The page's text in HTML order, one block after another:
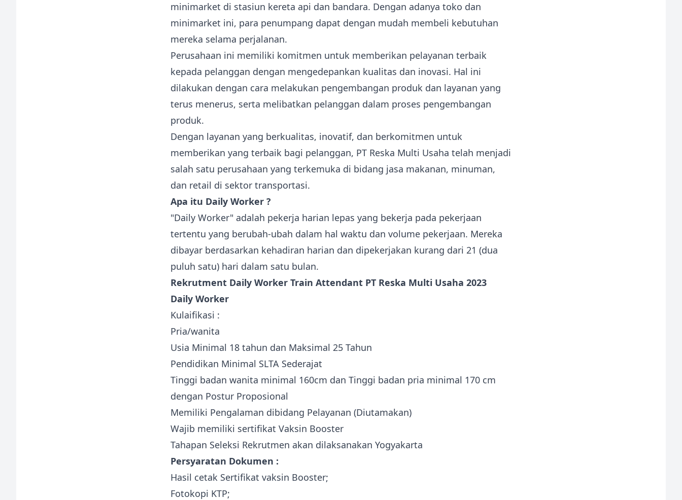
minimarket di stasiun kereta api dan bandara. Dengan adanya toko dan
minimarket ini, para penumpang dapat dengan mudah membeli kebutuhan
mereka selama perjalanan.
Perusahaan ini memiliki komitmen untuk memberikan pelayanan terbaik
kepada pelanggan dengan mengedepankan kualitas dan inovasi. Hal ini
dilakukan dengan cara melakukan pengembangan produk dan layanan yang
terus menerus, serta melibatkan pelanggan dalam proses pengembangan
produk.
Dengan layanan yang berkualitas, inovatif, dan berkomitmen untuk
memberikan yang terbaik bagi pelanggan, PT Reska Multi Usaha telah menjadi
salah satu perusahaan yang terkemuka di bidang jasa makanan, minuman,
dan retail di sektor transportasi.
Apa itu Daily Worker ?
"Daily Worker" adalah pekerja harian lepas yang bekerja pada pekerjaan
tertentu yang berubah-ubah dalam hal waktu dan volume pekerjaan. Mereka
dibayar berdasarkan kehadiran harian dan dipekerjakan kurang dari 21 (dua
puluh satu) hari dalam satu bulan.
Rekrutment Daily Worker Train Attendant PT Reska Multi Usaha 2023
Daily Worker
Kulaifikasi :
Pria/wanita
Usia Minimal 18 tahun dan Maksimal 25 Tahun
Pendidikan Minimal SLTA Sederajat
Tinggi badan wanita minimal 160cm dan Tinggi badan pria minimal 170 cm
dengan Postur Proposional
Memiliki Pengalaman dibidang Pelayanan (Diutamakan)
Wajib memiliki sertifikat Vaksin Booster
Tahapan Seleksi Rekrutmen akan dilaksanakan Yogyakarta
Persyaratan Dokumen :
Hasil cetak Sertifikat vaksin Booster;
Fotokopi KTP;